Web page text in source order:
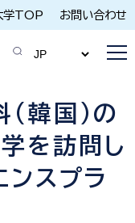
学TOP お問い合わせ
(韓国)の
を訪問し
ンスプラ